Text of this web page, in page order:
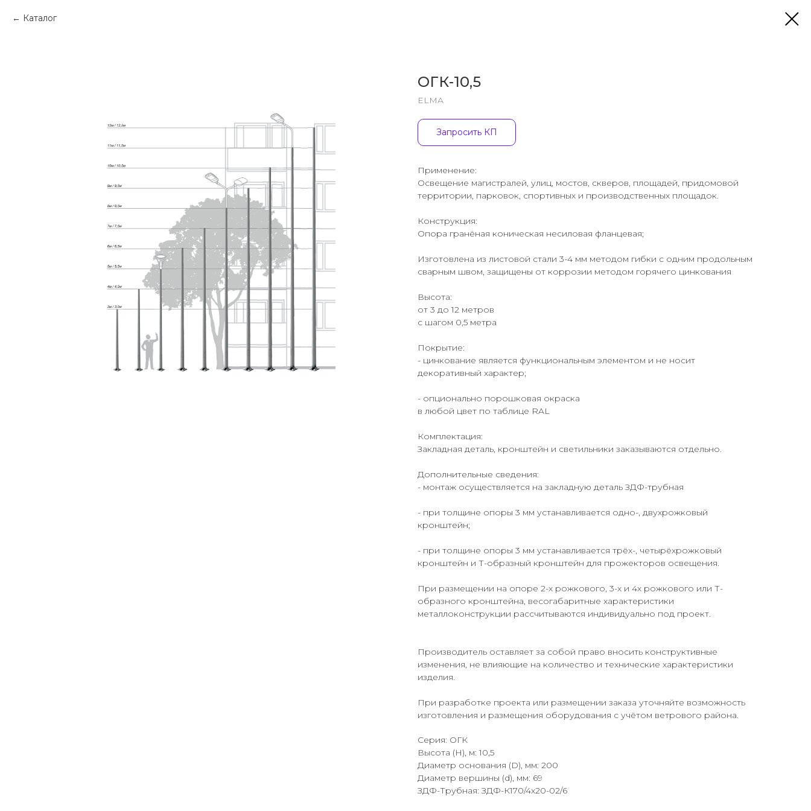
Каталог
ОГК-10,5
ELMA
Запросить КП
Применение:
Освещение магистралей, улиц, мостов, скверов, площадей, придомовой
территории, парковок, спортивных и производственных площадок.
Конструкция:
Опора гранёная коническая несиловая фланцевая;
Изготовлена из листовой стали 3-4 мм методом гибки с одним продольным
сварным швом, защищены от коррозии методом горячего цинкования
Высота:
от 3 до 12 метров
с шагом 0,5 метра
Покрытие:
- цинкование является функциональным элементом и не носит
декоративный характер;
- опционально порошковая окраска
в любой цвет по таблице RAL
Комплектация:
Закладная деталь, кронштейн и светильники заказываются отдельно.
Дополнительные сведения:
- монтаж осуществляется на закладную деталь ЗДФ-трубная
- при толщине опоры 3 мм устанавливается одно-, двухрожковый
кронштейн;
- при толщине опоры 3 мм устанавливается трёх-, четырёхрожковый
кронштейн и Т-образный кронштейн для прожекторов освещения.
При размещении на опоре 2-х рожкового, 3-х и 4х рожкового или Т-
образного кронштейна, весогабаритные характеристики
металлоконструкции рассчитываются индивидуально под проект.
Производитель оставляет за собой право вносить конструктивные
изменения, не влияющие на количество и технические характеристики
изделия.
При разработке проекта или размещении заказа уточняйте возможность
изготовления и размещения оборудования с учётом ветрового района.
Серия: ОГК
Высота (Н), м: 10,5
Диаметр основания (D), мм: 200
Диаметр вершины (d), мм: 69
ЗДФ-Трубная: ЗДФ-К170/4х20-02/6